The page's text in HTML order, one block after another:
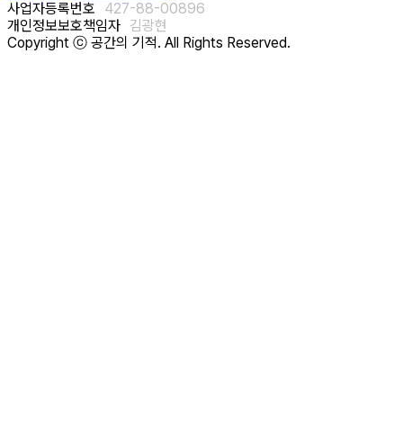
사업자등록번호
427-88-00896
개인정보보호책임자 김광현
Copyright ⓒ 공간의 기적. All Rights Reserved.